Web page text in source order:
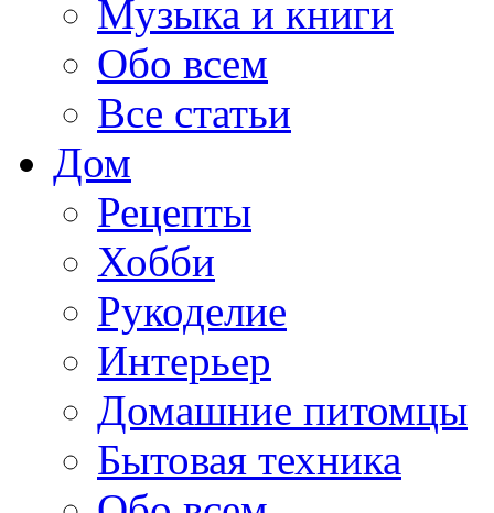
Музыка и книги
Обо всем
Все статьи
Дом
Рецепты
Хобби
Рукоделие
Интерьер
Домашние питомцы
Бытовая техника